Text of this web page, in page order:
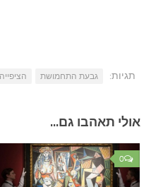
תגיות: גבעת התחמושת
אולי תאהבו גם...
0